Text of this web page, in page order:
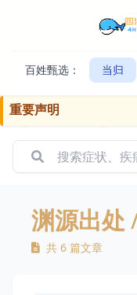
百姓甄选： 当归
重要声明
渊源出处
共 6 篇文章